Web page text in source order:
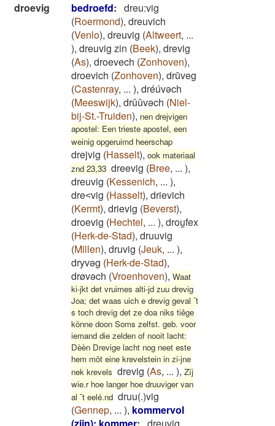
droevig
bedroefd: dreu:vig
(Roermond), dreuvich
(Venlo), dreuvig (Altweert, ...
), dreuvig zin (Beek), drevig
(As), droevech (Zonhoven),
droevich (Zonhoven), drūveg
(Castenray, ... ), dréúvəch
(Meeswijk), drûûvəch (Niel-
bij-St.-Truiden), nen drejvigen
apostel: Een trieste apostel, een
weinig opgeruimd heerschap
drejvig (Hasselt), ook materiaal
znd 23,33 dreevig (Bree, ... ),
dreuvig (Kessenich, ... ),
dre˂vig (Hasselt), drievich
(Kermt), drievig (Beverst),
droevig (Hechtel, ... ), drou̯fex
(Herk-de-Stad), druuvig
(Millen), druvig (Jeuk, ... ),
dryvəg (Herk-de-Stad),
drøvəch (Vroenhoven), Waat
ki-jkt det vruimes alti-jd zuu drevig
Joa; det waas uich e drevig geval ¯t
s toch drevig det ze doa niks tiêge
könne doon Soms zelfst. geb. voor
iemand die zelden of nooit lacht:
Dèèn Drevige lacht nog neet este
hem möt eine krevelstein in zi-jne
nek krevels drevig (As, ... ), Zïj
wie.r hoe langer hoe druuviger van
al ¯t eelé.nd druu(.)vig
(Gennep, ... ), kommervol